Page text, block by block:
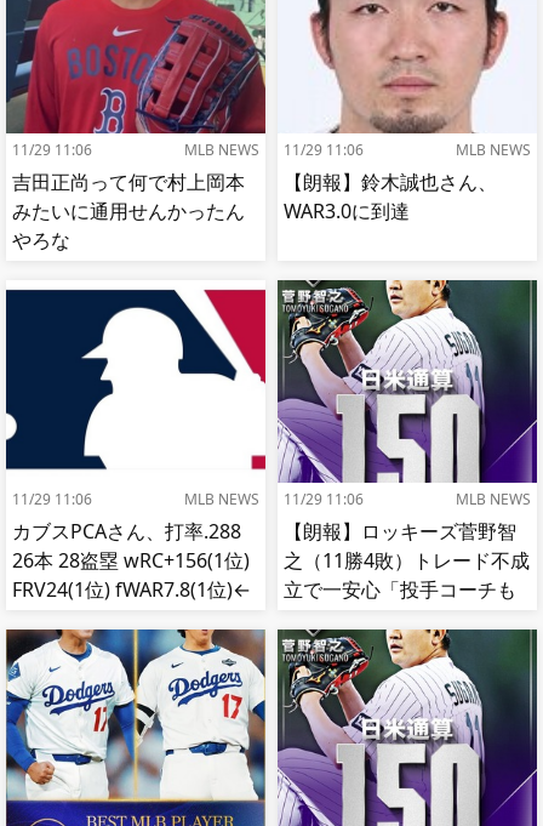
11/29 11:06 MLB NEWS
吉田正尚って何で村上岡本
みたいに通用せんかったん
やろな
11/29 11:06 MLB NEWS
【朗報】鈴木誠也さん、
WAR3.0に到達
11/29 11:06 MLB NEWS
カブスPCAさん、打率.288
26本 28盗塁 wRC+156(1位)
FRV24(1位) fWAR7.8(1位)←
11/29 11:06 MLB NEWS
【朗報】ロッキーズ菅野智
之（11勝4敗）トレード不成
立で一安心「投手コーチも